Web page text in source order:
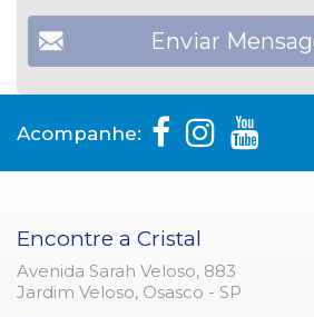
Acompanhe:
Encontre a Cristal
Avenida Sarah Veloso, 883
Jardim Veloso, Osasco - SP